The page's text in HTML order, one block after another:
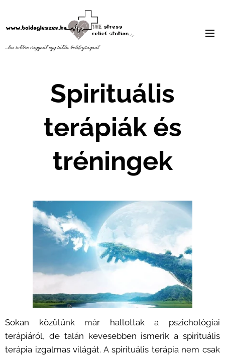
...ha többre vágynál egy táblaboldogságnál
Spirituális
terápiák és
tréningek
Sokan közülünk már hallottak a pszichológiai
terápiáról, de talán kevesebben ismerik a spirituális
terápia izgalmas világát. A spirituális terápia nem csak